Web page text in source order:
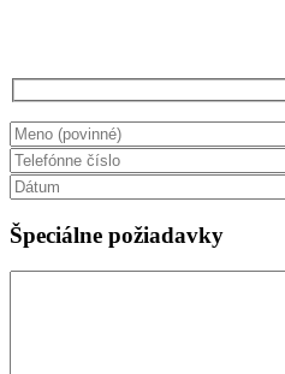
Špeciálne požiadavky